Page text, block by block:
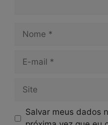
Nome
Site
Salvar meus dados